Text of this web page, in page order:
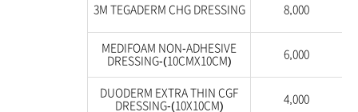
3M TEGADERM CHG DRESSING 8,000
MEDIFOAM NON-ADHESIVE
DRESSING-(10CMX10CM)
6,000
DUODERM EXTRA THIN CGF
DRESSING-(10X10CM)
4,000